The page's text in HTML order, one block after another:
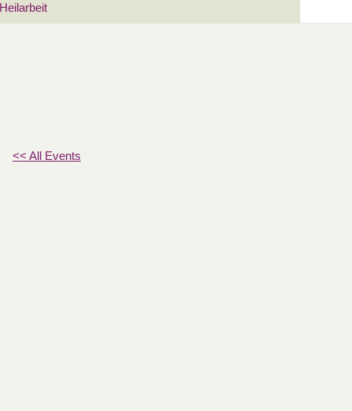
Heilarbeit
<< All Events